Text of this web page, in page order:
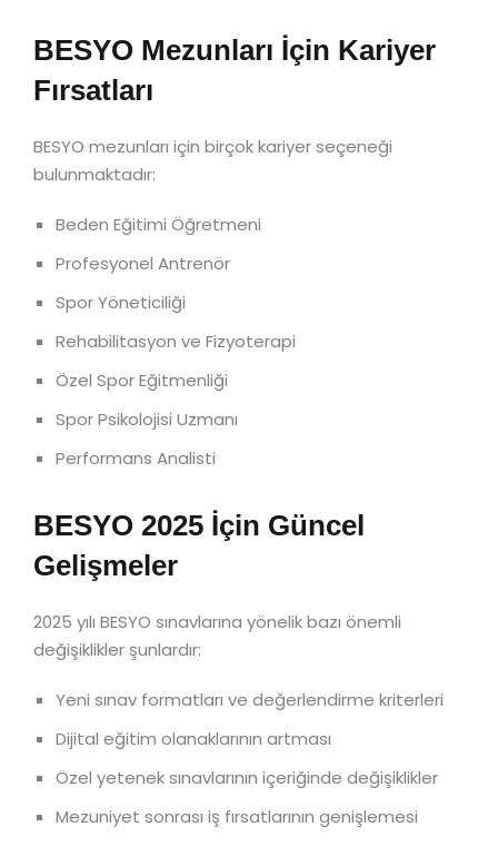
BESYO Mezunları İçin Kariyer
Fırsatları
BESYO mezunları için birçok kariyer seçeneği
bulunmaktadır:
Beden Eğitimi Öğretmeni
Profesyonel Antrenör
Spor Yöneticiliği
Rehabilitasyon ve Fizyoterapi
Özel Spor Eğitmenliği
Spor Psikolojisi Uzmanı
Performans Analisti
BESYO 2025 İçin Güncel
Gelişmeler
2025 yılı BESYO sınavlarına yönelik bazı önemli
değişiklikler şunlardır:
Yeni sınav formatları ve değerlendirme kriterleri
Dijital eğitim olanaklarının artması
Özel yetenek sınavlarının içeriğinde değişiklikler
Mezuniyet sonrası iş fırsatlarının genişlemesi